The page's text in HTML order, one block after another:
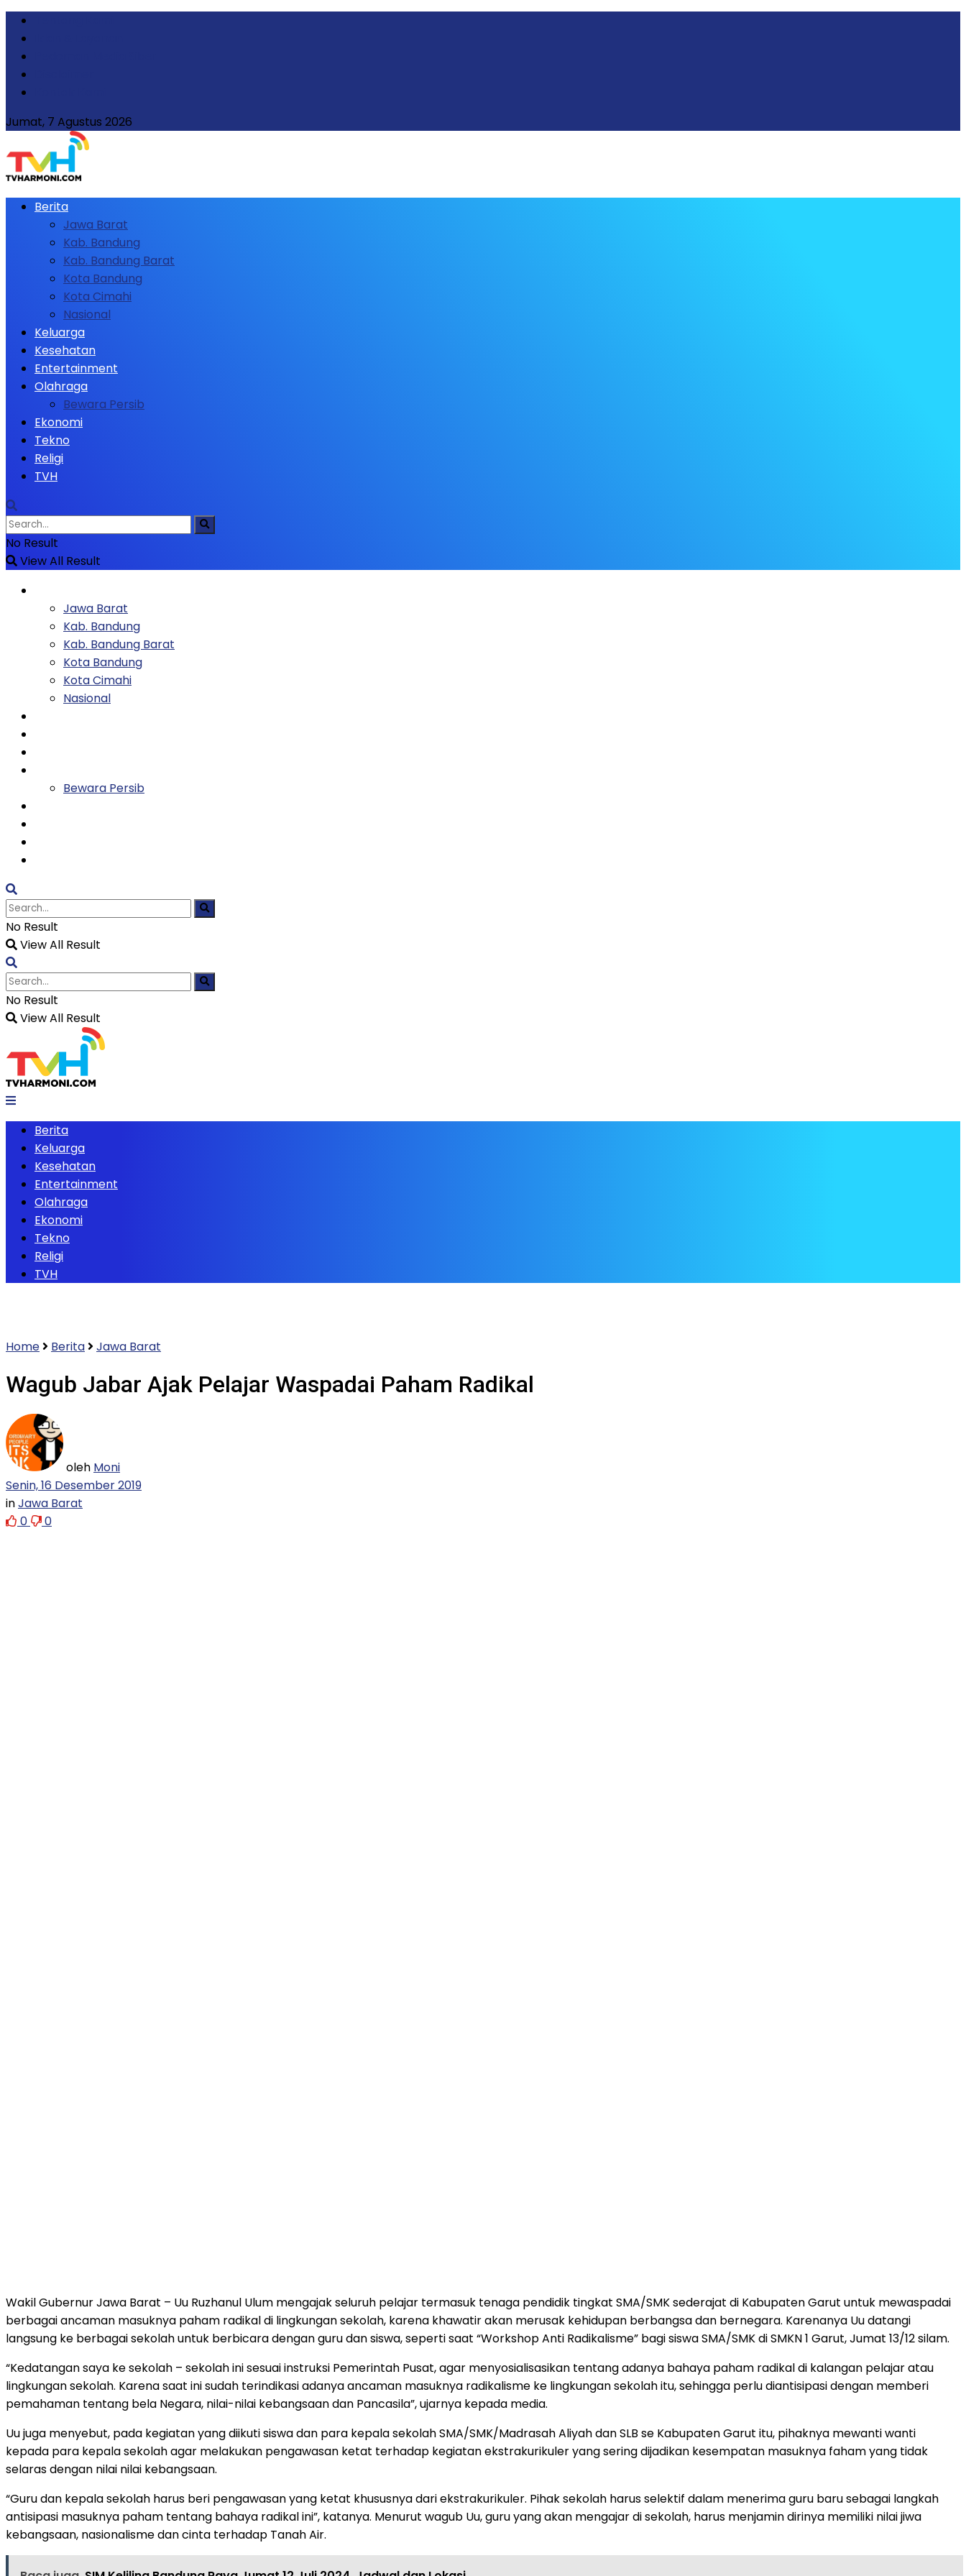
Jumat, 7 Agustus 2026
Berita
Jawa Barat
Kab. Bandung
Kab. Bandung Barat
Kota Bandung
Kota Cimahi
Nasional
Keluarga
Kesehatan
Entertainment
Olahraga
Bewara Persib
Ekonomi
Tekno
Religi
TVH
No Result
View All Result
Jawa Barat
Kab. Bandung
Kab. Bandung Barat
Kota Bandung
Kota Cimahi
Nasional
Bewara Persib
No Result
View All Result
No Result
View All Result
Berita
Keluarga
Kesehatan
Entertainment
Olahraga
Ekonomi
Tekno
Religi
TVH
Home Berita Jawa Barat
Wagub Jabar Ajak Pelajar Waspadai Paham Radikal
oleh Moni
Senin, 16 Desember 2019
inJawa Barat
0
0
Wakil Gubernur Jawa Barat – Uu Ruzhanul Ulum mengajak seluruh pelajar termasuk tenaga pendidik tingkat SMA/SMK sederajat di Kabupaten Garut untuk mewaspadai
berbagai ancaman masuknya paham radikal di lingkungan sekolah, karena khawatir akan merusak kehidupan berbangsa dan bernegara. Karenanya Uu datangi
langsung ke berbagai sekolah untuk berbicara dengan guru dan siswa, seperti saat “Workshop Anti Radikalisme” bagi siswa SMA/SMK di SMKN 1 Garut, Jumat 13/12 silam.
“Kedatangan saya ke sekolah – sekolah ini sesuai instruksi Pemerintah Pusat, agar menyosialisasikan tentang adanya bahaya paham radikal di kalangan pelajar atau
lingkungan sekolah. Karena saat ini sudah terindikasi adanya ancaman masuknya radikalisme ke lingkungan sekolah itu, sehingga perlu diantisipasi dengan memberi
pemahaman tentang bela Negara, nilai-nilai kebangsaan dan Pancasila”, ujarnya kepada media.
Uu juga menyebut, pada kegiatan yang diikuti siswa dan para kepala sekolah SMA/SMK/Madrasah Aliyah dan SLB se Kabupaten Garut itu, pihaknya mewanti wanti
kepada para kepala sekolah agar melakukan pengawasan ketat terhadap kegiatan ekstrakurikuler yang sering dijadikan kesempatan masuknya faham yang tidak
selaras dengan nilai nilai kebangsaan.
“Guru dan kepala sekolah harus beri pengawasan yang ketat khususnya dari ekstrakurikuler. Pihak sekolah harus selektif dalam menerima guru baru sebagai langkah
antisipasi masuknya paham tentang bahaya radikal ini”, katanya. Menurut wagub Uu, guru yang akan mengajar di sekolah, harus menjamin dirinya memiliki nilai jiwa
kebangsaan, nasionalisme dan cinta terhadap Tanah Air.